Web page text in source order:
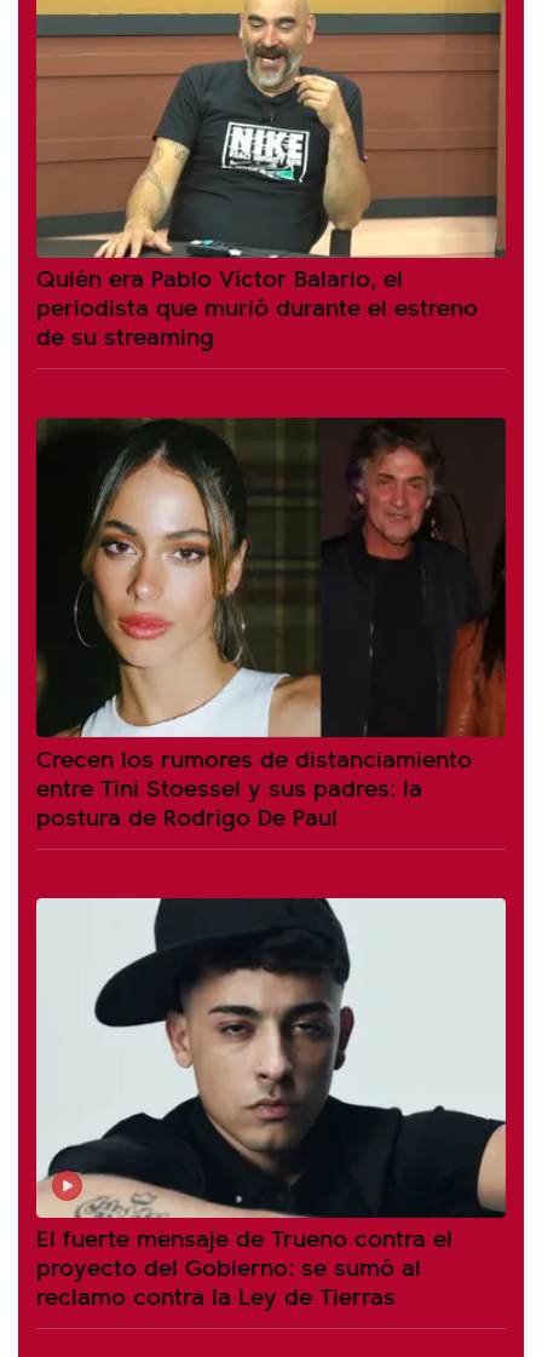
Quién era Pablo Víctor Balario, el
periodista que murió durante el estreno
de su streaming
Crecen los rumores de distanciamiento
entre Tini Stoessel y sus padres: la
postura de Rodrigo De Paul
El fuerte mensaje de Trueno contra el
proyecto del Gobierno: se sumó al
reclamo contra la Ley de Tierras